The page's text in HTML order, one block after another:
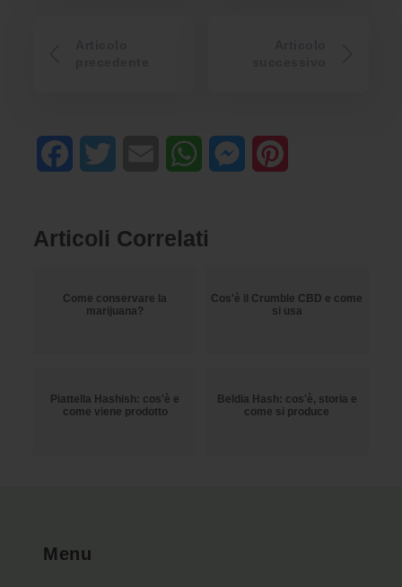
Facebook Email WhatsAppMessenger
Articoli Correlati
Come conservare la
marijuana?
Cos'è il Crumble CBD e come
si usa
Piattella Hashish: cos'è e
come viene prodotto
Beldia Hash: cos'è, storia e
come si produce
Menu